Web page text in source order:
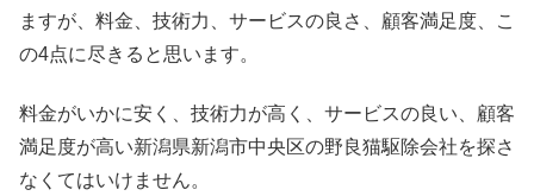
ますが、料金、技術力、サービスの良さ、顧客満足度、こ
の4点に尽きると思います。
料金がいかに安く、技術力が高く、サービスの良い、顧客
満足度が高い新潟県新潟市中央区の野良猫駆除会社を探さ
なくてはいけません。